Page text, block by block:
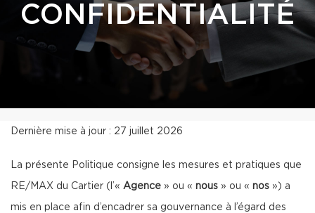
CONFIDENTIALITÉ
Dernière mise à jour : 27 juillet 2026
La présente Politique consigne les mesures et pratiques que
RE/MAX du Cartier (l’« Agence » ou « nous » ou « nos ») a
mis en place afin d’encadrer sa gouvernance à l’égard des